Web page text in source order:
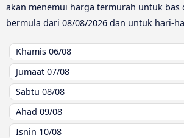
akan menemui harga termurah untuk bas
bermula dari 08/08/2026 dan untuk hari-
Khamis 06/08
Jumaat 07/08
Sabtu 08/08
Ahad 09/08
Isnin 10/08